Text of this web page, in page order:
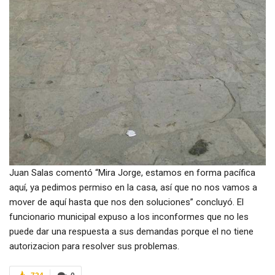
Juan Salas comentó “Mira Jorge, estamos en forma pacífica
aquí, ya pedimos permiso en la casa, así que no nos vamos a
mover de aquí hasta que nos den soluciones” concluyó. El
funcionario municipal expuso a los inconformes que no les
puede dar una respuesta a sus demandas porque el no tiene
autorizacion para resolver sus problemas.